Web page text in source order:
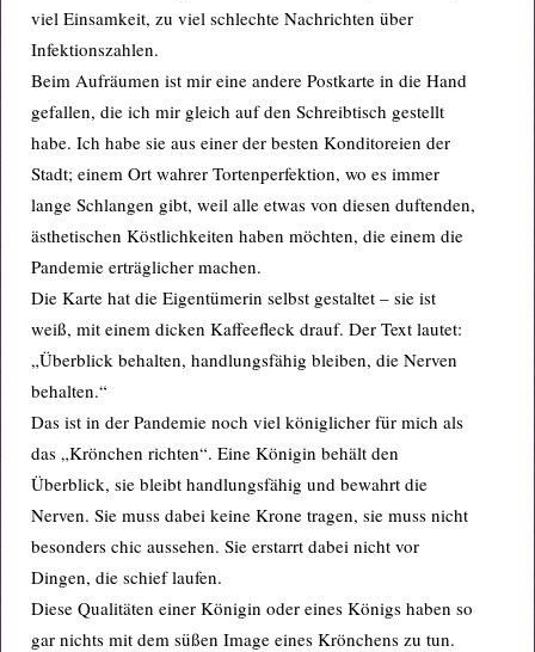
viel Einsamkeit, zu viel schlechte Nachrichten über
Infektionszahlen.
Beim Aufräumen ist mir eine andere Postkarte in die Hand
gefallen, die ich mir gleich auf den Schreibtisch gestellt
habe. Ich habe sie aus einer der besten Konditoreien der
Stadt; einem Ort wahrer Tortenperfektion, wo es immer
lange Schlangen gibt, weil alle etwas von diesen duftenden,
ästhetischen Köstlichkeiten haben möchten, die einem die
Pandemie erträglicher machen.
Die Karte hat die Eigentümerin selbst gestaltet – sie ist
weiß, mit einem dicken Kaffeefleck drauf. Der Text lautet:
„Überblick behalten, handlungsfähig bleiben, die Nerven
behalten.“
Das ist in der Pandemie noch viel königlicher für mich als
das „Krönchen richten“. Eine Königin behält den
Überblick, sie bleibt handlungsfähig und bewahrt die
Nerven. Sie muss dabei keine Krone tragen, sie muss nicht
besonders chic aussehen. Sie erstarrt dabei nicht vor
Dingen, die schief laufen.
Diese Qualitäten einer Königin oder eines Königs haben so
gar nichts mit dem süßen Image eines Krönchens zu tun.